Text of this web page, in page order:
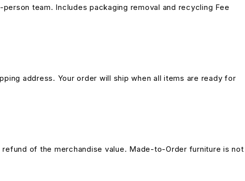
team. Includes packaging removal and recycling Fee
address. Your order will ship when all items are ready for
of the merchandise value. Made-to-Order furniture is not